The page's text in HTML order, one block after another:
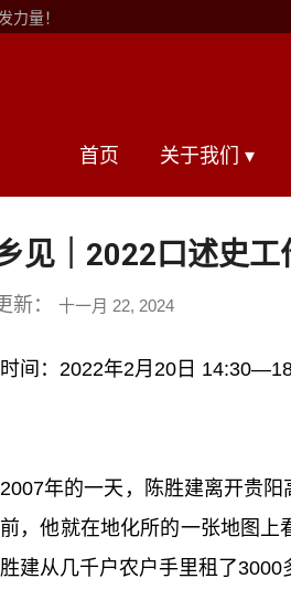
力量！
首页 关于我们 ▾
见｜2022口述史
新： 十一月 22, 2024
时间：2022年2月20日
2007年的一天，陈胜建离开贵
前，他就在地化所的一张地图
胜建从几千户农户手里租了3000